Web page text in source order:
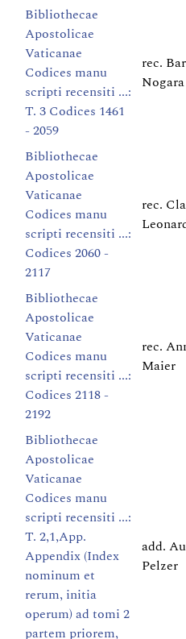
Bibliothecae
Apostolicae
Vaticanae
Codices manu
scripti recensiti ...:
T. 3 Codices 1461
- 2059
rec.
Nogara
Bibliothecae
Apostolicae
Vaticanae
Codices manu
scripti recensiti ...:
Codices 2060 -
2117
rec.
Bibliothecae
Apostolicae
Vaticanae
Codices manu
scripti recensiti ...:
Codices 2118 -
2192
rec.
Maier
Bibliothecae
Apostolicae
Vaticanae
Codices manu
scripti recensiti ...:
T. 2,1,App.
Appendix (Index
nominum et
rerum, initia
operum) ad tomi 2
partem priorem,
add.
Pelzer